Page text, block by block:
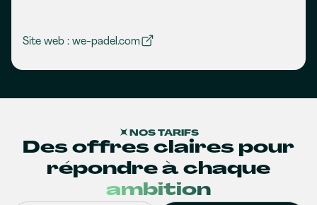
Site web : we-padel.com
NOS TARIFS
Des offres claires pour
répondre à chaque
ambition